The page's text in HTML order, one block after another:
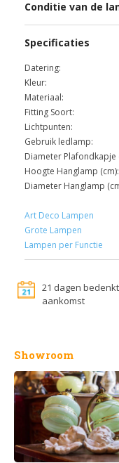
Conditie van de
Specificaties
Datering:
Kleur:
Materiaal:
Fitting Soort:
Lichtpunten:
Gebruik ledlamp:
Diameter Plafondkapje
Hoogte Hanglamp (cm):
Diameter Hanglamp
Art Deco Lampen
Grote Lampen
Lampen per Functie
21 dagen
aankomst
Showroom